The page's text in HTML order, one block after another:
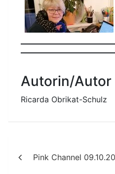
Autorin/Autor
Ricarda Obrikat-Schulz
Pink Channel